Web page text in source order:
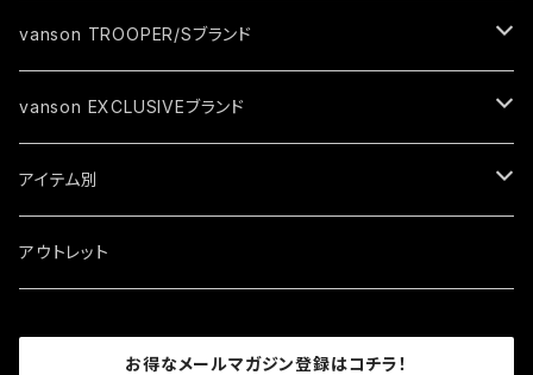
春夏モデル
秋冬モデル
トップス
グローブ
キャップ
ソックス
ジャケット
春夏モデル
秋冬モデル
トップス
vanson TROOPER/Sブランド
ジャケット
春夏モデル
秋冬モデル
トップス
vanson EXCLUSIVEブランド
ジャケット
春夏モデル
トップス
アイテム別
ジャケット
アウトレット
お得なメールマガジン登録はコチラ！